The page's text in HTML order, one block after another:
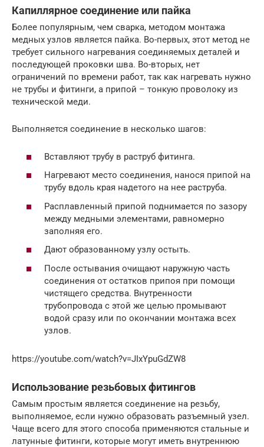
Капиллярное соединение или пайка
Более популярным, чем сварка, методом монтажа
медных узлов является пайка. Во-первых, этот метод не
требует сильного нагревания соединяемых деталей и
последующей проковки шва. Во-вторых, нет
ограничений по времени работ, так как нагревать нужно
не трубы и фитинги, а припой – тонкую проволоку из
технической меди.
Выполняется соединение в несколько шагов:
Вставляют трубу в раструб фитинга.
Нагревают место соединения, нанося припой на
трубу вдоль края надетого на нее раструба.
Расплавленный припой поднимается по зазору
между медными элементами, равномерно
заполняя его.
Дают образованному узлу остыть.
После остывания очищают наружную часть
соединения от остатков припоя при помощи
чистящего средства. Внутренности
трубопровода с этой же целью промывают
водой сразу или по окончании монтажа всех
узлов.
https://youtube.com/watch?v=JIxYpuGdZW8
Использование резьбовых фитингов
Самым простым является соединение на резьбу,
выполняемое, если нужно образовать разъемный узел.
Чаще всего для этого способа применяются стальные и
латунные фитинги, которые могут иметь внутреннюю